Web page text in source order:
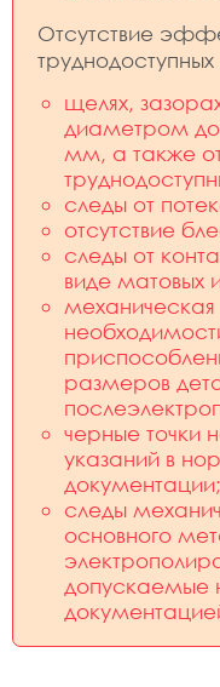
Отсутствие
щелях,
диаметром до
мм, а также
следы от
отсутствие
следы от
виде матовых
размеров
черные точки
указаний в
документации;
следы
основного
допускаемые